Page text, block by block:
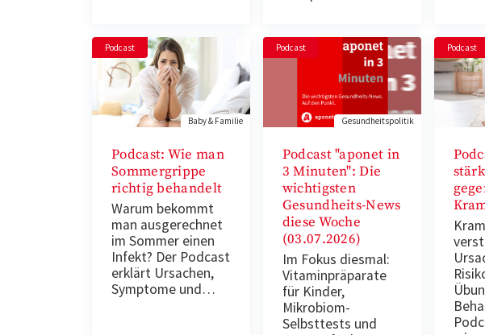
Podcast
Baby & Familie
Podcast: Wie man
Sommergrippe
richtig behandelt
Warum bekommt
man ausgerechnet
im Sommer einen
Infekt? Der Podcast
erklärt Ursachen,
Symptome und…
Podcast
Gesundheitspolitik
Podcast "aponet in
3 Minuten": Die
wichtigsten
Gesundheits-News
diese Woche
(03.07.2026)
Im Fokus diesmal:
Vitaminpräparate
für Kinder,
Mikrobiom-
Selbsttests und
Podcast